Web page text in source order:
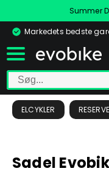
Summer
Markedets bedste
ELCYKLER
Sadel